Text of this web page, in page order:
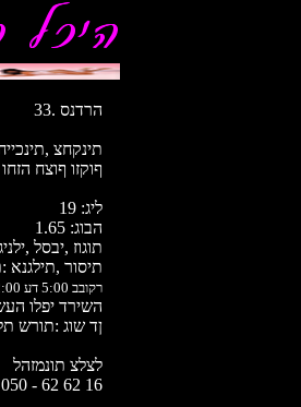
הרדנס .33
תינקחצ
ףוקזו ףוצח
19 :ליג
1.65 :הבוג
תוגוז ,יבסל
תיסור ,תילגנא
רקובב 5:00 דע 12:00
השירד יפלו
ןד שוג :תורש
לצלצ תונמזהל
050 - 62 62 16